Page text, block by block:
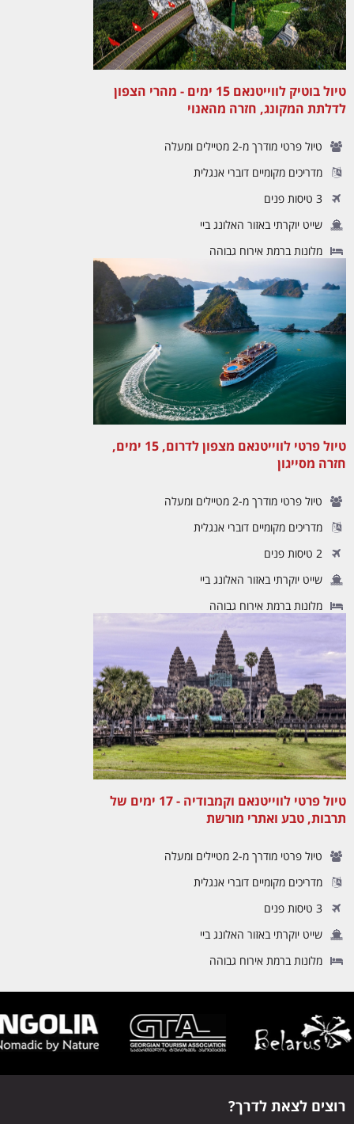
טיול בוטיק לווייטנאם 15 ימים - מהרי הצפון
לדלתת המקונג, חזרה מהאנוי
טיול פרטי מודרך מ-2 מטיילים ומעלה
מדריכים מקומיים דוברי אנגלית
3 טיסות פנים
שייט יוקרתי באזור האלונג ביי
מלונות ברמת אירוח גבוהה
טיול פרטי לווייטנאם מצפון לדרום, 15 ימים,
חזרה מסייגון
טיול פרטי מודרך מ-2 מטיילים ומעלה
מדריכים מקומיים דוברי אנגלית
2 טיסות פנים
שייט יוקרתי באזור האלונג ביי
מלונות ברמת אירוח גבוהה
טיול פרטי לווייטנאם וקמבודיה - 17 ימים של
תרבות, טבע ואתרי מורשת
טיול פרטי מודרך מ-2 מטיילים ומעלה
מדריכים מקומיים דוברי אנגלית
3 טיסות פנים
שייט יוקרתי באזור האלונג ביי
מלונות ברמת אירוח גבוהה
רוצים לצאת לדרך?